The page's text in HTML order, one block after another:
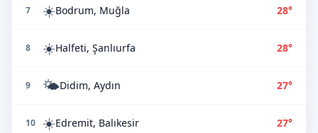
7 ☀️Bodrum, Muğla 28°
8 ☀️Halfeti, Şanlıurfa 28°
9 🌤️Didim, Aydın 27°
10 ☀️Edremit, Balıkesir 27°